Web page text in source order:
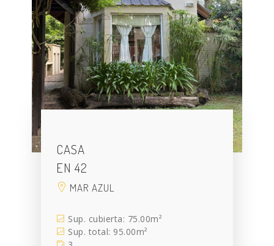
CASA
EN 42
MAR AZUL
Sup. cubierta: 75.00m²
Sup. total: 95.00m²